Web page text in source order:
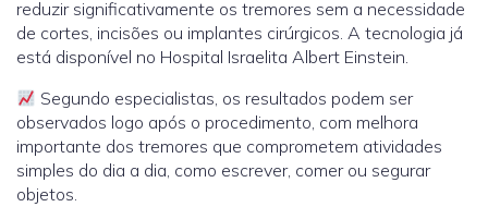
reduzir significativamente os tremores sem a necessidade
de cortes, incisões ou implantes cirúrgicos. A tecnologia já
está disponível no Hospital Israelita Albert Einstein.
Segundo especialistas, os resultados podem ser
observados logo após o procedimento, com melhora
importante dos tremores que comprometem atividades
simples do dia a dia, como escrever, comer ou segurar
objetos.